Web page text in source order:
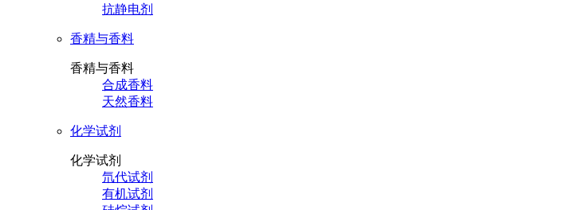
抗静电剂
香精与香料
香精与香料
合成香料
天然香料
化学试剂
化学试剂
氘代试剂
有机试剂